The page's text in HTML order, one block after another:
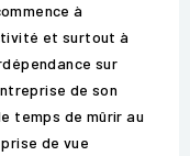
à
et surtout à
sur
de son
temps de mûrir au
de vue